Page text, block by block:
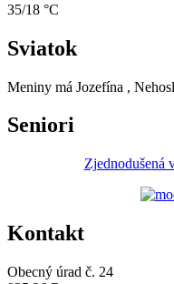
35/18 °C
Sviatok
Meniny má Jozefína ,
Seniori
Zjednodušená
Kontakt
Obecný úrad č. 24